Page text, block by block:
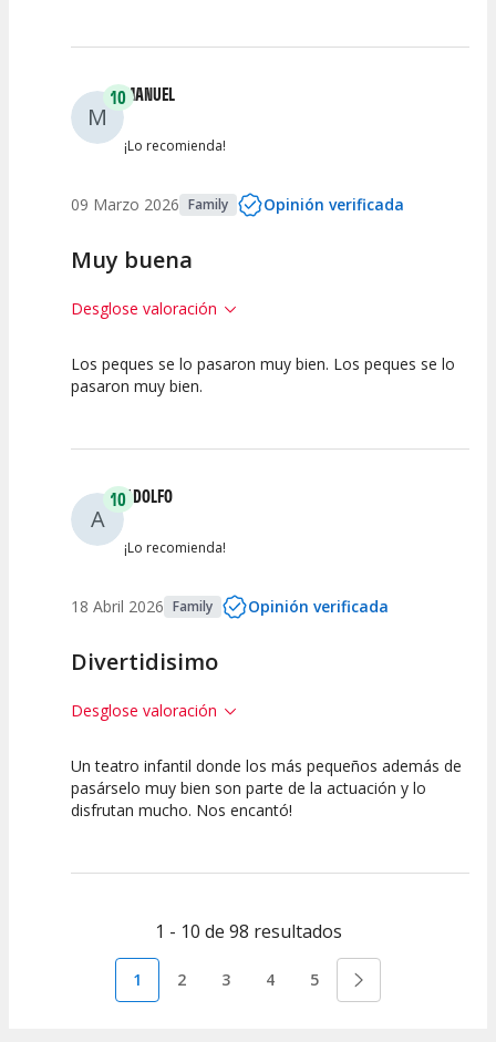
Espectáculo
Escena
artística
M
10MANUEL
¡Lo recomienda!
09 Marzo 2026 Family Opinión verificada
Muy buena
Desglose valoración
10 10 10
Los peques se lo pasaron muy bien. Los peques se lo
pasaron muy bien.
A
10ADOLFO
¡Lo recomienda!
18 Abril 2026 Family Opinión verificada
Divertidisimo
Desglose valoración
10
Calidad del
10
Puesta en
10
Interpretación
Un teatro infantil donde los más pequeños además de
pasárselo muy bien son parte de la actuación y lo
disfrutan mucho. Nos encantó!
1 - 10 de 98 resultados
1 2 3 4 5